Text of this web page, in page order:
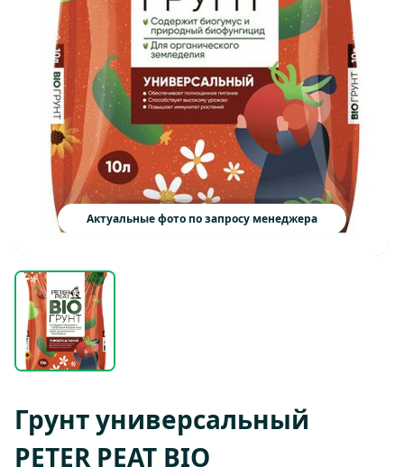
Актуальные фото по запросу менеджера
Грунт универсальный
PETER PEAT BIO